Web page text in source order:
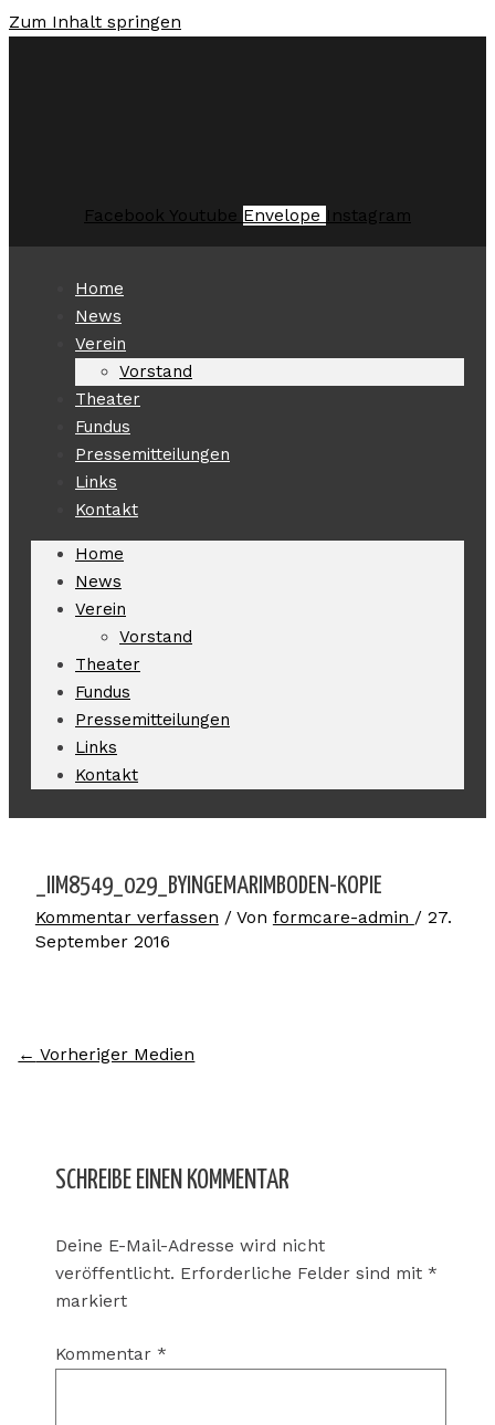
Zum Inhalt springen
Facebook Youtube Envelope Instagram
Home
News
Verein
Vorstand
Theater
Fundus
Pressemitteilungen
Links
Kontakt
Home
News
Verein
Vorstand
Theater
Fundus
Pressemitteilungen
Links
Kontakt
_IIM8549_029_BYINGEMARIMBODEN-KOPIE
Kommentar verfassen / Von formcare-admin / 27.
September 2016
← Vorheriger Medien
SCHREIBE EINEN KOMMENTAR
Deine E-Mail-Adresse wird nicht
veröffentlicht. Erforderliche Felder sind mit *
markiert
Kommentar *